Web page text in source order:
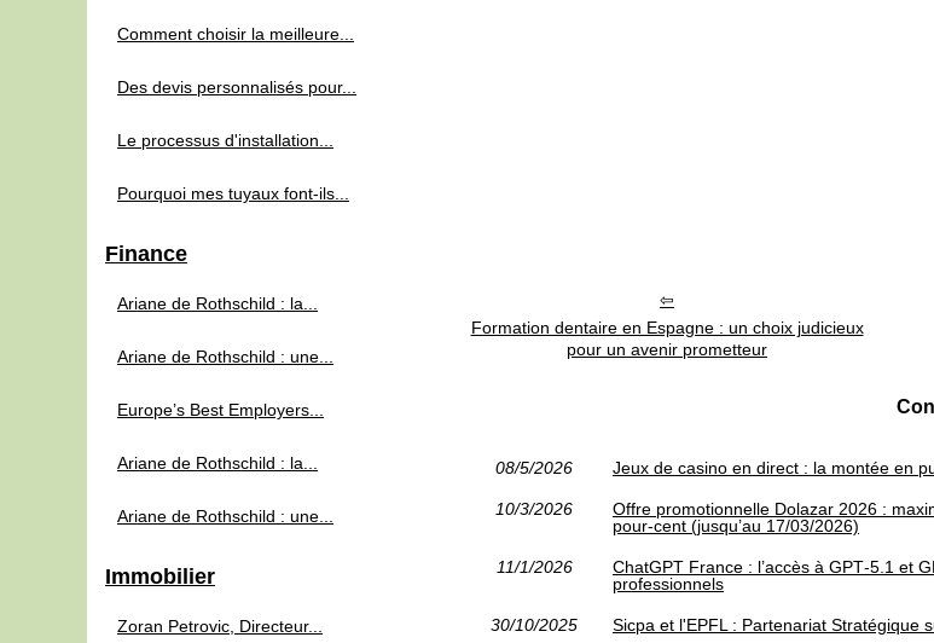
Formation dentaire en Espagne : un choix judicieux
pour un avenir prometteur
08/5/2026 Jeux de casino en direct : la montée en
10/3/2026
Offre promotionnelle Dolazar 2026 :
pour-cent (jusqu’au 17/03/2026)
11/1/2026
ChatGPT France : l’accès à GPT‑5.1 et
professionnels
30/10/2025 Sicpa et l'EPFL : Partenariat Stratégique
Comment choisir la meilleure...
Des devis personnalisés pour...
Le processus d'installation...
Pourquoi mes tuyaux font-ils...
Finance
Ariane de Rothschild : la...
Ariane de Rothschild : une...
Europe’s Best Employers...
Ariane de Rothschild : la...
Ariane de Rothschild : une...
Immobilier
Zoran Petrovic, Directeur...